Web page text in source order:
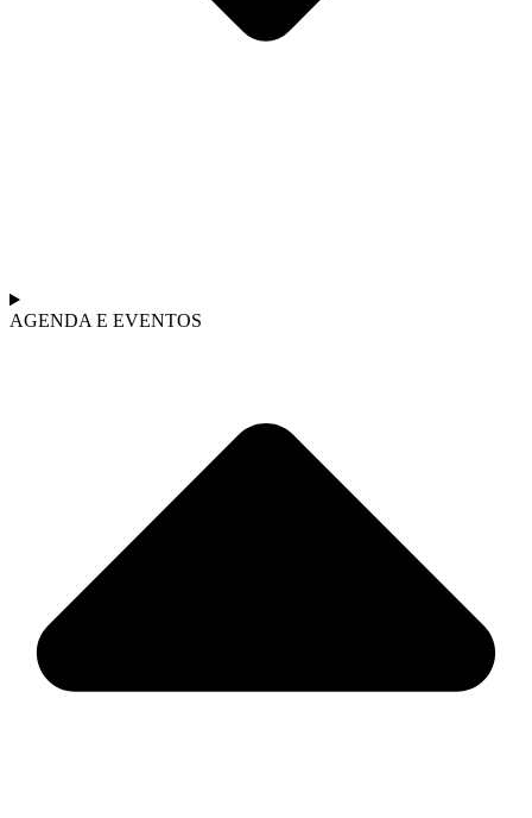
AGENDA E EVENTOS